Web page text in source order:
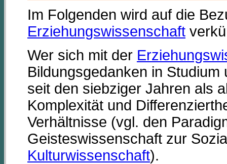
Im Folgenden wird auf die
Erziehungswissenschaft
Wer sich mit der
Bildungsgedanken in
seit den siebziger Jahren als
Komplexität und
Verhältnisse (vgl. den
Geisteswissenschaft zur
Kulturwissenschaft).